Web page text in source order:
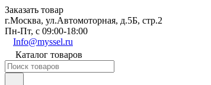
Заказать товар
г.Москва, ул.Автомоторная, д.5Б, стр.2
Пн-Пт, с 09:00-18:00
Info@myssel.ru
Каталог товаров